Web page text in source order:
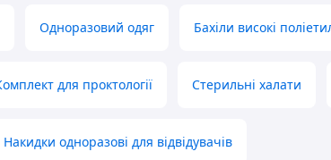
Одноразовий одяг Бахіли високі
для проктології Стерильні халати
Накидки одноразові для відвідувачів